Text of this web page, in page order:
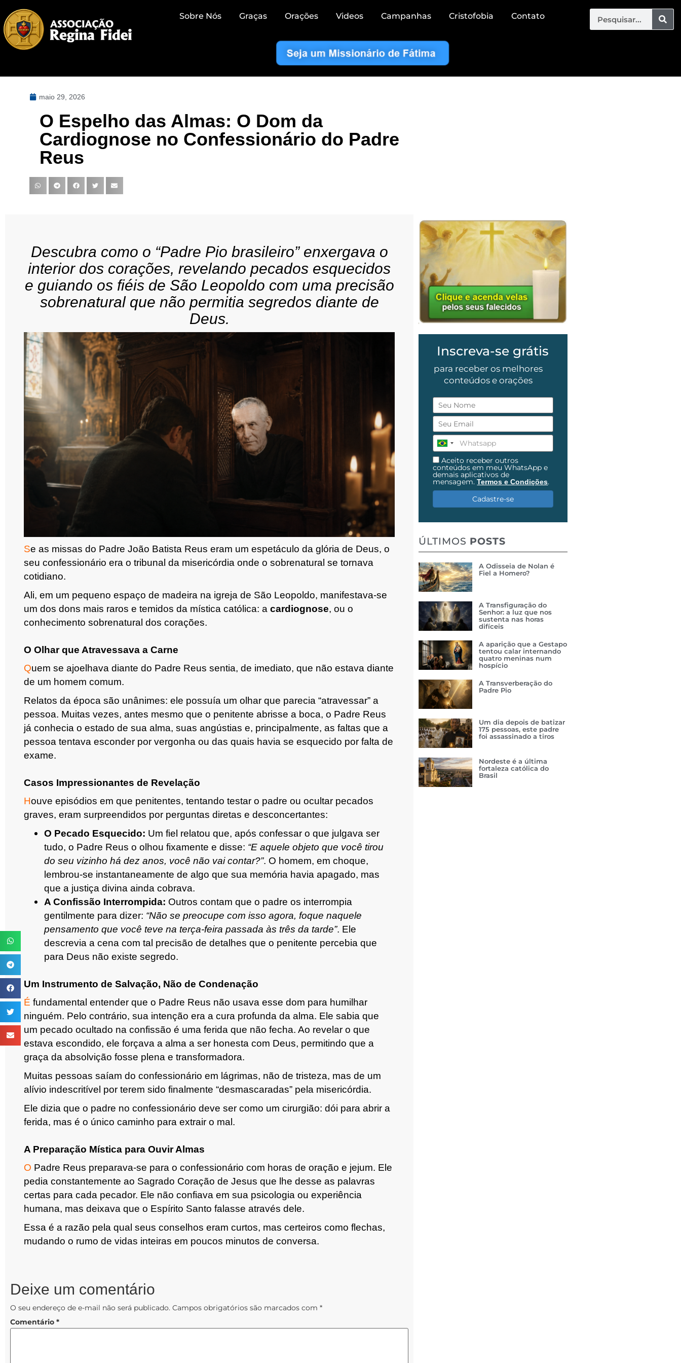
Sobre Nós Graças Orações Videos Campanhas Cristofobia Contato
maio 29, 2026
O Espelho das Almas: O Dom da
Cardiognose no Confessionário do Padre
Reus
Descubra como o “Padre Pio brasileiro” enxergava o
interior dos corações, revelando pecados esquecidos
e guiando os fiéis de São Leopoldo com uma precisão
sobrenatural que não permitia segredos diante de
Deus.
Se as missas do Padre João Batista Reus eram um espetáculo da glória de Deus, o
seu confessionário era o tribunal da misericórdia onde o sobrenatural se tornava
cotidiano.
Ali, em um pequeno espaço de madeira na igreja de São Leopoldo, manifestava-se
um dos dons mais raros e temidos da mística católica: a cardiognose, ou o
conhecimento sobrenatural dos corações.
O Olhar que Atravessava a Carne
Quem se ajoelhava diante do Padre Reus sentia, de imediato, que não estava diante
de um homem comum.
Relatos da época são unânimes: ele possuía um olhar que parecia “atravessar” a
pessoa. Muitas vezes, antes mesmo que o penitente abrisse a boca, o Padre Reus
já conhecia o estado de sua alma, suas angústias e, principalmente, as faltas que a
pessoa tentava esconder por vergonha ou das quais havia se esquecido por falta de
exame.
Casos Impressionantes de Revelação
Houve episódios em que penitentes, tentando testar o padre ou ocultar pecados
graves, eram surpreendidos por perguntas diretas e desconcertantes:
O Pecado Esquecido: Um fiel relatou que, após confessar o que julgava ser
tudo, o Padre Reus o olhou fixamente e disse: “E aquele objeto que você tirou
do seu vizinho há dez anos, você não vai contar?”. O homem, em choque,
lembrou-se instantaneamente de algo que sua memória havia apagado, mas
que a justiça divina ainda cobrava.
A Confissão Interrompida: Outros contam que o padre os interrompia
gentilmente para dizer: “Não se preocupe com isso agora, foque naquele
pensamento que você teve na terça-feira passada às três da tarde”. Ele
descrevia a cena com tal precisão de detalhes que o penitente percebia que
para Deus não existe segredo.
Um Instrumento de Salvação, Não de Condenação
É fundamental entender que o Padre Reus não usava esse dom para humilhar
ninguém. Pelo contrário, sua intenção era a cura profunda da alma. Ele sabia que
um pecado ocultado na confissão é uma ferida que não fecha. Ao revelar o que
estava escondido, ele forçava a alma a ser honesta com Deus, permitindo que a
graça da absolvição fosse plena e transformadora.
Muitas pessoas saíam do confessionário em lágrimas, não de tristeza, mas de um
alívio indescritível por terem sido finalmente “desmascaradas” pela misericórdia.
Ele dizia que o padre no confessionário deve ser como um cirurgião: dói para abrir a
ferida, mas é o único caminho para extrair o mal.
A Preparação Mística para Ouvir Almas
O Padre Reus preparava-se para o confessionário com horas de oração e jejum. Ele
pedia constantemente ao Sagrado Coração de Jesus que lhe desse as palavras
certas para cada pecador. Ele não confiava em sua psicologia ou experiência
humana, mas deixava que o Espírito Santo falasse através dele.
Essa é a razão pela qual seus conselhos eram curtos, mas certeiros como flechas,
mudando o rumo de vidas inteiras em poucos minutos de conversa.
Deixe um comentário
O seu endereço de e-mail não será publicado. Campos obrigatórios são marcados com *
Comentário *
Inscreva-se grátis
para receber os melhores
conteúdos e orações
Aceito receber outros
conteúdos em meu WhatsApp e
demais aplicativos de
mensagem.Termos e Condições.
Cadastre-se
ÚLTIMOS POSTS
A Odisseia de Nolan é
Fiel a Homero?
A Transfiguração do
Senhor: a luz que nos
sustenta nas horas
difíceis
A aparição que a Gestapo
tentou calar internando
quatro meninas num
hospício
A Transverberação do
Padre Pio
Um dia depois de batizar
175 pessoas, este padre
foi assassinado a tiros
Nordeste é a última
fortaleza católica do
Brasil